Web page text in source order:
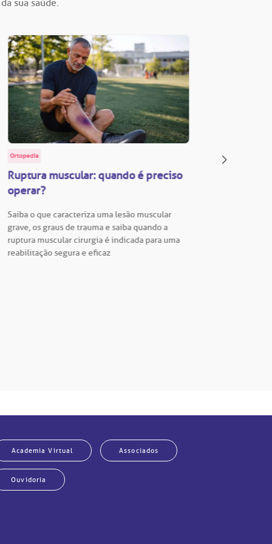
sua saúde.
Ortopedia
Ruptura muscular: quando é preciso
operar?
Saiba o que caracteriza uma lesão muscular
grave, os graus de trauma e saiba quando a
ruptura muscular cirurgia é indicada para uma
reabilitação segura e eficaz
Academia Virtual Associados
Ouvidoria